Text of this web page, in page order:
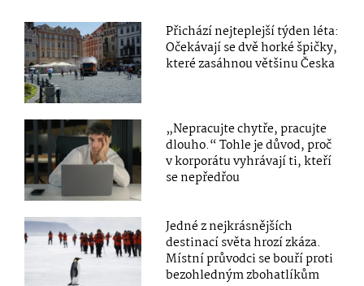
Přichází nejteplejší týden léta:
Očekávají se dvě horké špičky,
které zasáhnou většinu Česka
„Nepracujte chytře, pracujte
dlouho.“ Tohle je důvod, proč
v korporátu vyhrávají ti, kteří
se nepředřou
Jedné z nejkrásnějších
destinací světa hrozí zkáza.
Místní průvodci se bouří proti
bezohledným zbohatlíkům